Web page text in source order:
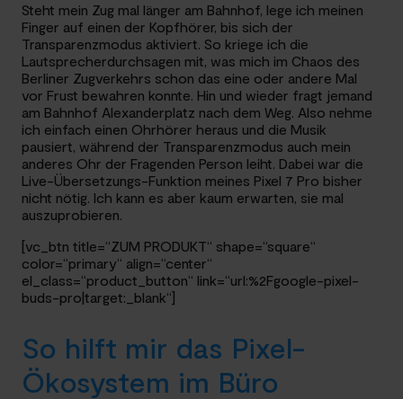
Steht mein Zug mal länger am Bahnhof, lege ich meinen
Finger auf einen der Kopfhörer, bis sich der
Transparenzmodus aktiviert. So kriege ich die
Lautsprecherdurchsagen mit, was mich im Chaos des
Berliner Zugverkehrs schon das eine oder andere Mal
vor Frust bewahren konnte. Hin und wieder fragt jemand
am Bahnhof Alexanderplatz nach dem Weg. Also nehme
ich einfach einen Ohrhörer heraus und die Musik
pausiert, während der Transparenzmodus auch mein
anderes Ohr der Fragenden Person leiht. Dabei war die
Live-Übersetzungs-Funktion meines Pixel 7 Pro bisher
nicht nötig. Ich kann es aber kaum erwarten, sie mal
auszuprobieren.
[vc_btn title=“ZUM PRODUKT“ shape=“square“
color=“primary“ align=“center“
el_class=“product_button“ link=“url:%2Fgoogle-pixel-
buds-pro|target:_blank“]
So hilft mir das Pixel-
Ökosystem im Büro